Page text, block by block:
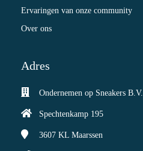
Ervaringen van onze community
Over ons
Adres
Ondernemen op Sneakers B.V.
Spechtenkamp 195
3607 KL Maarssen